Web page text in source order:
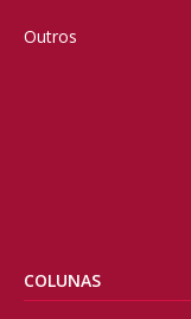
Outros
COLUNAS